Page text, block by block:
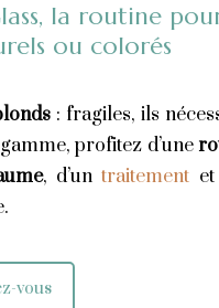
la routine
ou colorés
: fragiles, ils
profitez d’une
, d’untraitement
vous